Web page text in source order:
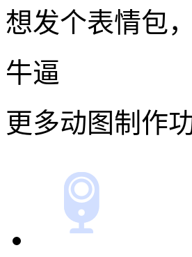
想发个表情包
牛逼
更多动图制作